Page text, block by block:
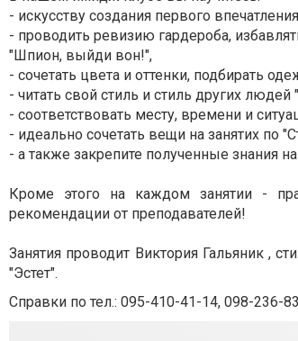
- искусству создания первого
- проводить ревизию гардероба,
"Шпион, выйди вон!",
- сочетать цвета и оттенки, подбирать
- читать свой стиль и стиль других
- соответствовать месту, времени и
- идеально сочетать вещи на занятих по
- а также закрепите полученные знания
Кроме этого на каждом занятии -
рекомендации от преподавателей!
Занятия проводит Виктория Гальяник ,
"Эстет".
Справки по тел.: 095-410-41-14, 098-236-